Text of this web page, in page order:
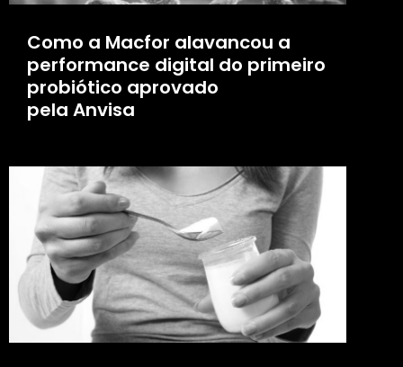
Como a Macfor alavancou a
performance digital do primeiro
probiótico aprovado
pela Anvisa